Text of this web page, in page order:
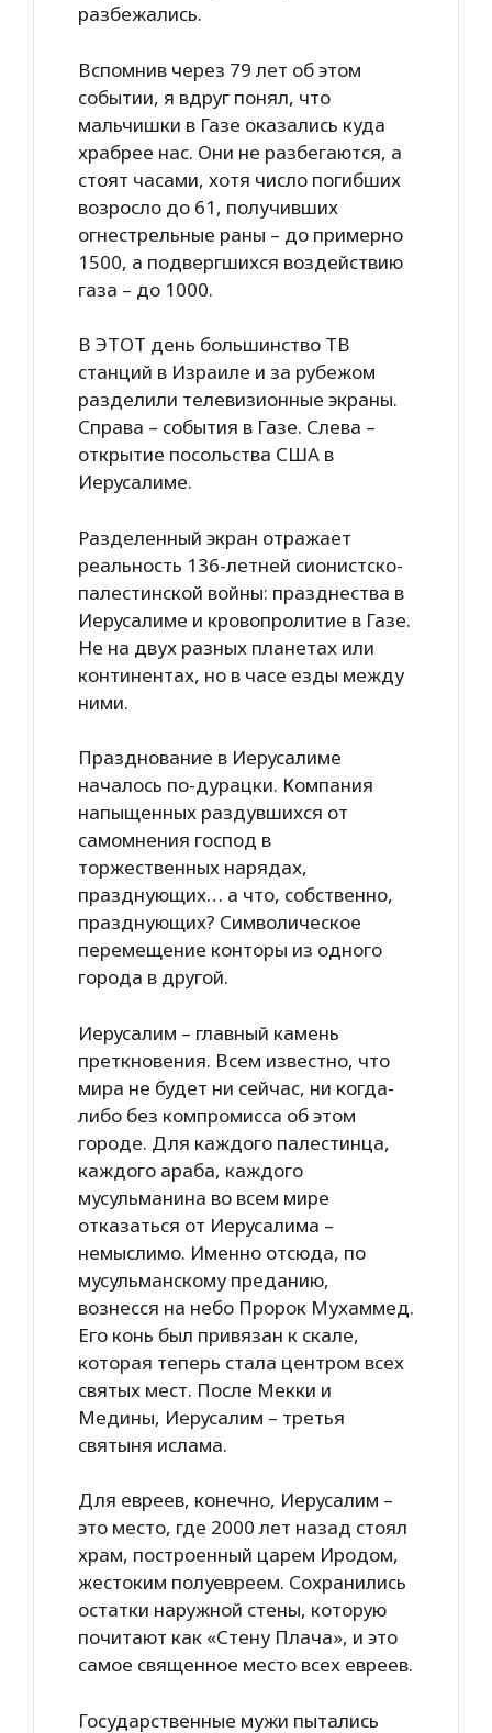
разбежались.
Вспомнив через 79 лет об этом
событии, я вдруг понял, что
мальчишки в Газе оказались куда
храбрее нас. Они не разбегаются, а
стоят часами, хотя число погибших
возросло до 61, получивших
огнестрельные раны – до примерно
1500, а подвергшихся воздействию
газа – до 1000.
В ЭТОТ день большинство ТВ
станций в Израиле и за рубежом
разделили телевизионные экраны.
Справа – события в Газе. Слева –
открытие посольства США в
Иерусалиме.
Разделенный экран отражает
реальность 136-летней сионистско-
палестинской войны: празднества в
Иерусалиме и кровопролитие в Газе.
Не на двух разных планетах или
континентах, но в часе езды между
ними.
Празднование в Иерусалиме
началось по-дурацки. Компания
напыщенных раздувшихся от
самомнения господ в
торжественных нарядах,
празднующих… а что, собственно,
празднующих? Символическое
перемещение конторы из одного
города в другой.
Иерусалим – главный камень
преткновения. Всем известно, что
мира не будет ни сейчас, ни когда-
либо без компромисса об этом
городе. Для каждого палестинца,
каждого араба, каждого
мусульманина во всем мире
отказаться от Иерусалима –
немыслимо. Именно отсюда, по
мусульманскому преданию,
вознесся на небо Пророк Мухаммед.
Его конь был привязан к скале,
которая теперь стала центром всех
святых мест. После Мекки и
Медины, Иерусалим – третья
святыня ислама.
Для евреев, конечно, Иерусалим –
это место, где 2000 лет назад стоял
храм, построенный царем Иродом,
жестоким полуевреем. Сохранились
остатки наружной стены, которую
почитают как «Стену Плача», и это
самое священное место всех евреев.
Государственные мужи пытались